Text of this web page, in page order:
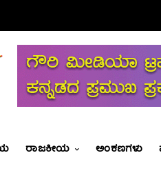
ರಾಜಕೀಯ ಅಂಕಣಗಳು